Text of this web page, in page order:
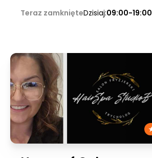
Teraz zamknięteDzisiaj:09:00-19:00